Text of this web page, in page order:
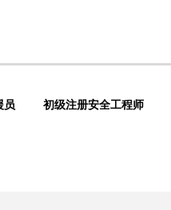
员 初级注册安全工程师